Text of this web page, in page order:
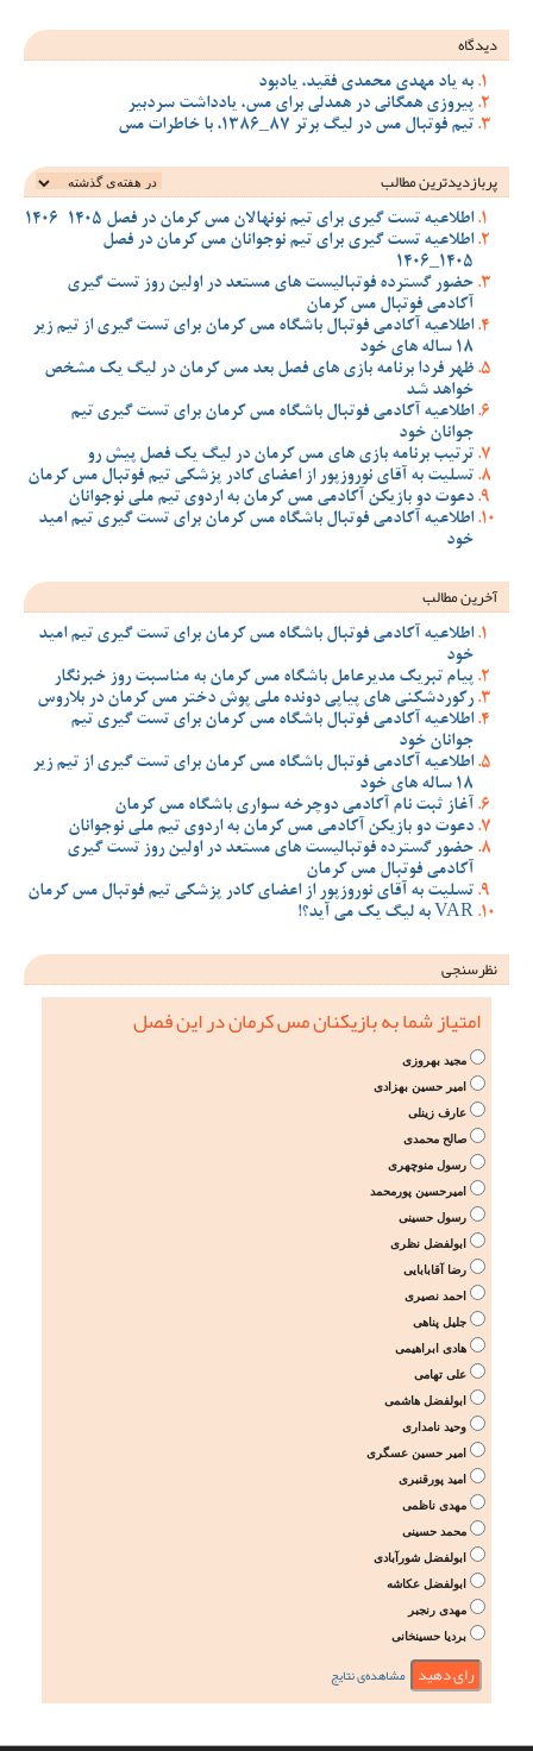
دیدگاه
به یاد مهدی محمدی فقید، یادبود
پیروزی همگانی در همدلی برای مس، یادداشت سردبیر
تیم فوتبال مس در لیگ برتر 87_1386، با خاطرات مس
پربازدیدترین‌ مطالب
اطلاعیه تست گیری برای تیم نونهالان مس کرمان در فصل 1405-1406
اطلاعیه تست گیری برای تیم نوجوانان مس کرمان در فصل
1405_1406
حضور گسترده فوتبالیست های مستعد در اولین روز تست گیری
آکادمی فوتبال مس کرمان
اطلاعیه آکادمی فوتبال باشگاه مس کرمان برای تست گیری از تیم زیر
18 ساله های خود
ظهر فردا برنامه بازی های فصل بعد مس کرمان در لیگ یک مشخص
خواهد شد
اطلاعیه آکادمی فوتبال باشگاه مس کرمان برای تست گیری تیم
جوانان خود
ترتیب برنامه بازی های مس کرمان در لیگ یک فصل پیش رو
تسلیت به آقای نوروزپور از اعضای کادر پزشکی تیم فوتبال مس کرمان
دعوت دو بازیکن آکادمی مس کرمان به اردوی تیم ملی نوجوانان
اطلاعیه آکادمی فوتبال باشگاه مس کرمان برای تست گیری تیم امید
خود
آخرین مطالب
اطلاعیه آکادمی فوتبال باشگاه مس کرمان برای تست گیری تیم امید
خود
پیام تبریک مدیرعامل باشگاه مس کرمان به مناسبت روز خبرنگار
رکوردشکنی های پیاپی دونده ملی پوش دختر مس کرمان در بلاروس
اطلاعیه آکادمی فوتبال باشگاه مس کرمان برای تست گیری تیم
جوانان خود
اطلاعیه آکادمی فوتبال باشگاه مس کرمان برای تست گیری از تیم زیر
18 ساله های خود
آغاز ثبت نام آکادمی دوچرخه سواری باشگاه مس کرمان
دعوت دو بازیکن آکادمی مس کرمان به اردوی تیم ملی نوجوانان
حضور گسترده فوتبالیست های مستعد در اولین روز تست گیری
آکادمی فوتبال مس کرمان
تسلیت به آقای نوروزپور از اعضای کادر پزشکی تیم فوتبال مس کرمان
VAR به لیگ یک می آید؟!
نظرسنجی
امتیاز شما به بازیکنان مس کرمان در این فصل
مجید بهروزی
امیر حسین بهزادی
عارف زینلی
صالح محمدی
رسول منوچهری
امیرحسین پورمحمد
رسول حسینی
ابولفضل نظری
رضا آقابابایی
احمد نصیری
جلیل پناهی
هادی ابراهیمی
علی تهامی
ابولفضل هاشمی
وحید نامداری
امیر حسین عسگری
امید پورقنبری
مهدی ناظمی
محمد حسینی
ابولفضل شورآبادی
ابولفضل عکاشه
مهدی رنجبر
بردیا حسینخانی
مشاهده‌ی نتایج